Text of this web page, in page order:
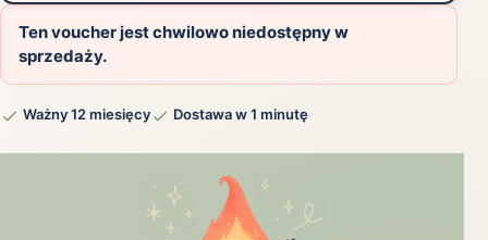
Ten voucher jest chwilowo niedostępny w
sprzedaży.
Ważny 12 miesięcy Dostawa w 1 minutę